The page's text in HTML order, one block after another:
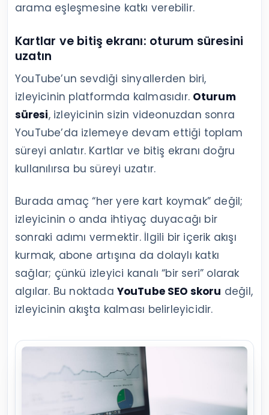
arama eşleşmesine katkı verebilir.
Kartlar ve bitiş ekranı: oturum süresini
uzatın
YouTube’un sevdiği sinyallerden biri,
izleyicinin platformda kalmasıdır. Oturum
süresi, izleyicinin sizin videonuzdan sonra
YouTube’da izlemeye devam ettiği toplam
süreyi anlatır. Kartlar ve bitiş ekranı doğru
kullanılırsa bu süreyi uzatır.
Burada amaç “her yere kart koymak” değil;
izleyicinin o anda ihtiyaç duyacağı bir
sonraki adımı vermektir. İlgili bir içerik akışı
kurmak, abone artışına da dolaylı katkı
sağlar; çünkü izleyici kanalı “bir seri” olarak
algılar. Bu noktadaYouTube SEO skoru değil,
izleyicinin akışta kalması belirleyicidir.